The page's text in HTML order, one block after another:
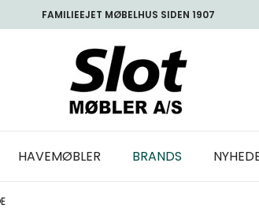
FAMILIEEJET MØBELHUS SIDEN 1907
HAVEMØBLER BRANDS